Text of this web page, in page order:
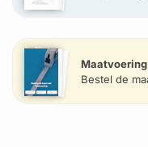
Bestel de